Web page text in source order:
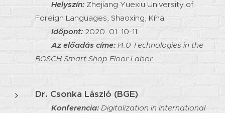
Helyszín: Zhejiang Yuexiu University of
Foreign Languages, Shaoxing, Kína
Időpont: 2020. 01. 10-11.
Az előadás címe: I4.0 Technologies in the
BOSCH Smart Shop Floor Labor
Dr. Csonka László (BGE)
Konferencia: Digitalization in International